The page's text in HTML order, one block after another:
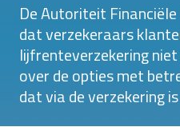
De Autoriteit
dat verzekeraars
lijfrenteverzekering
over de opties met
dat via de verzekering